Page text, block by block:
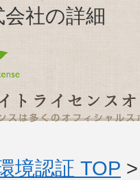
社の詳細
境認証 TOP